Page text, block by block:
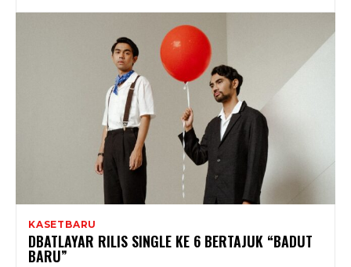
KASETBARU
DBATLAYAR RILIS SINGLE KE 6 BERTAJUK “BADUT
BARU”